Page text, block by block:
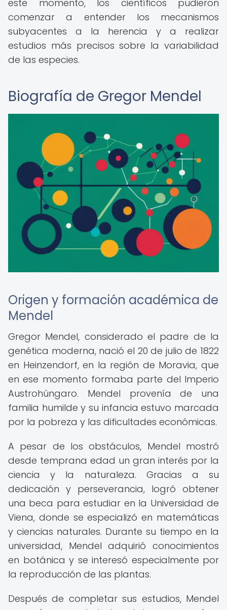
este momento, los científicos pudieron
comenzar a entender los mecanismos
subyacentes a la herencia y a realizar
estudios más precisos sobre la variabilidad
de las especies.
Biografía de Gregor Mendel
Origen y formación académica de
Mendel
Gregor Mendel, considerado el padre de la
genética moderna, nació el 20 de julio de 1822
en Heinzendorf, en la región de Moravia, que
en ese momento formaba parte del Imperio
Austrohúngaro. Mendel provenía de una
familia humilde y su infancia estuvo marcada
por la pobreza y las dificultades económicas.
A pesar de los obstáculos, Mendel mostró
desde temprana edad un gran interés por la
ciencia y la naturaleza. Gracias a su
dedicación y perseverancia, logró obtener
una beca para estudiar en la Universidad de
Viena, donde se especializó en matemáticas
y ciencias naturales. Durante su tiempo en la
universidad, Mendel adquirió conocimientos
en botánica y se interesó especialmente por
la reproducción de las plantas.
Después de completar sus estudios, Mendel